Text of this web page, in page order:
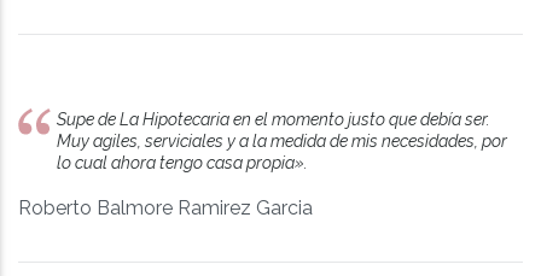
Supe de La Hipotecaria en el momento justo que debía ser.
Muy agiles, serviciales y a la medida de mis necesidades, por
lo cual ahora tengo casa propia».
Roberto Balmore Ramirez Garcia